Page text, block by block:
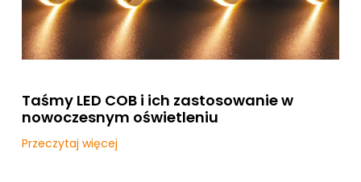
Taśmy LED COB i ich zastosowanie w
nowoczesnym oświetleniu
Przeczytaj więcej